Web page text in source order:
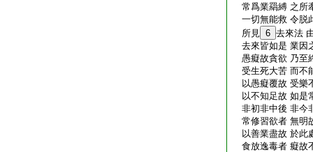
常爲業羂縛 之所
一切無能救 令脱
所見 6 去來法
去來皆如是 業因
愚癡故貪欲 乃至
受生死大苦 而不
以愚癡覆故 受樂
以不知足故 如是
非初非中後 非今
常修習欲者 無明
以善業盡故 於此
食放逸毒者 癡故